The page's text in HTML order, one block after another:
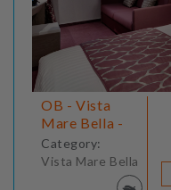
OB - Vista
Mare Bella -
Category:
Vista Mare Bella